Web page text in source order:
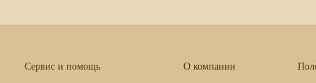
Сервис и помощь О компании